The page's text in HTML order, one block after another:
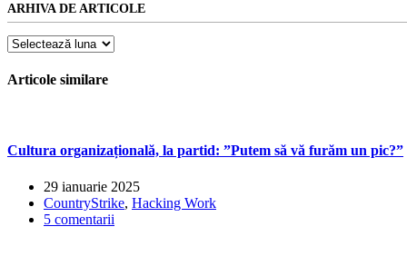
ARHIVA DE ARTICOLE
Arhiva
articole
Articole similare
Cultura organizațională, la partid: ”Putem să vă furăm un pic?”
29 ianuarie 2025
CountryStrike, Hacking Work
5 comentarii